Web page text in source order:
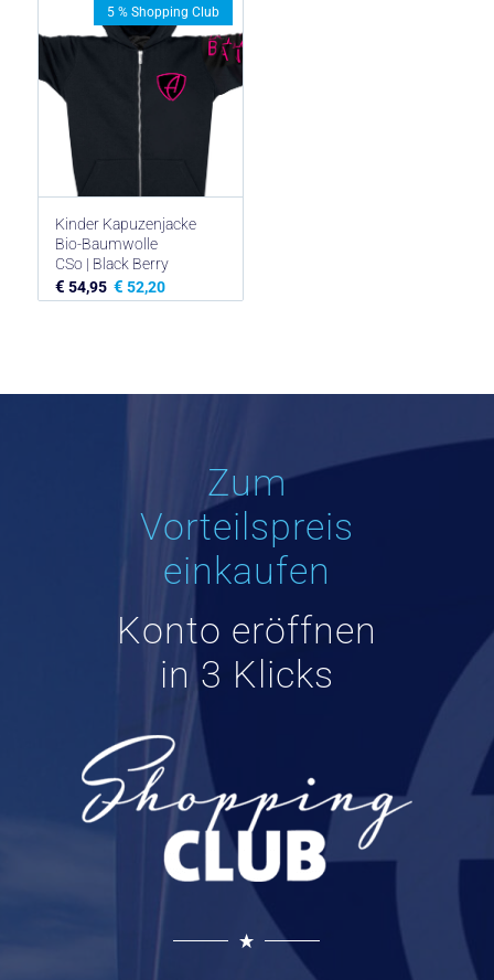
Kinder Kapuzenjacke
Bio-Baumwolle
CSo | Black Berry
€ 54,95 € 52,20
5 % Shopping Club
Zum
Vorteilspreis
einkaufen
Konto eröffnen
in 3 Klicks